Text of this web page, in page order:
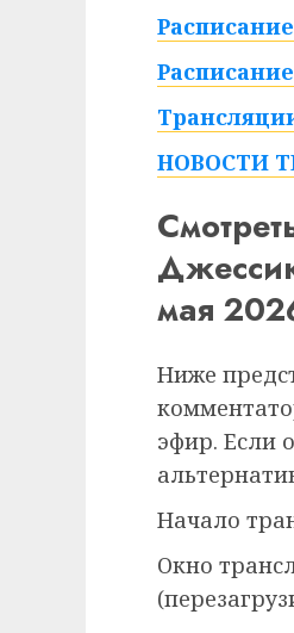
НОВОСТИ
мая
Ниже
эфир. Если
Начало
Окно